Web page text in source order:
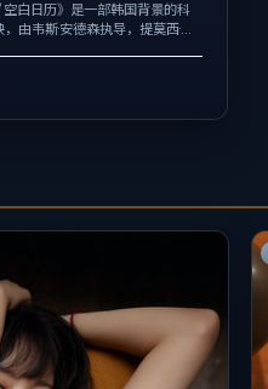
空白日历》是一部韩国背景的科
由韦斯·安德森执导，提莫西·查